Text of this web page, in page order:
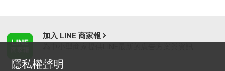
加入 LINE 商家報
隱私權聲明